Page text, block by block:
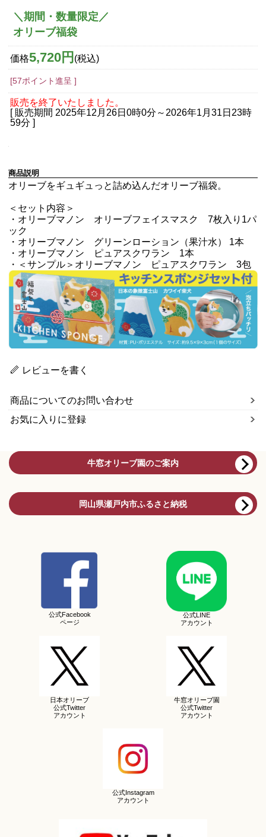
＼期間・数量限定／
オリーブ福袋
価格5,720円 (税込)
[57ポイント進呈 ]
販売を終了いたしました。
[ 販売期間 2025年12月26日0時0分 ～ 2026年1月31日23時
59分 ]
商品説明
オリーブをギュギュっと詰め込んだオリーブ福袋。
＜セット内容＞
・オリーブマノン オリーブフェイスマスク 7枚入り1パ
ック
・オリーブマノン グリーンローション（果汁水） 1本
・オリーブマノン ピュアスクワラン 1本
・＜サンプル＞オリーブマノン ピュアスクワラン 3包
レビューを書く
商品についてのお問い合わせ
お気に入りに登録
牛窓オリーブ園のご案内
岡山県瀬戸内市ふるさと納税
公式Facebook
ページ
公式LINE
アカウント
日本オリーブ
公式Twitter
アカウント
牛窓オリーブ園
公式Twitter
アカウント
公式Instagram
アカウント